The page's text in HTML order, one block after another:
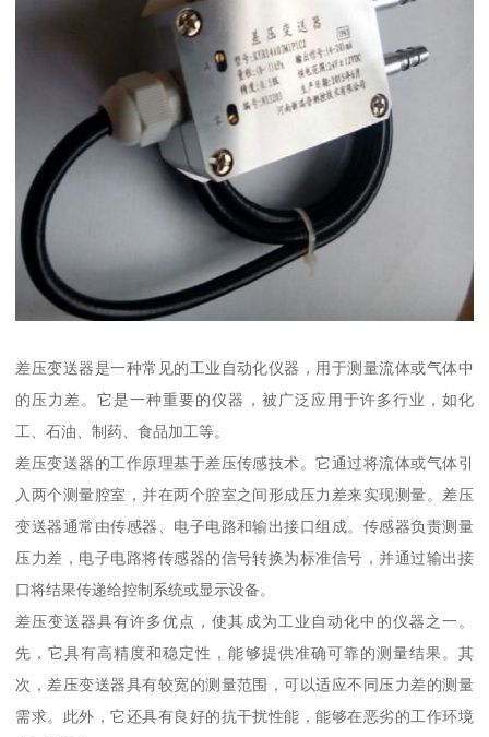
差压变送器是一种常见的工业自动化仪器，用于测量流体或气体中
的压力差。它是一种重要的仪器，被广泛应用于许多行业，如化
工、石油、制药、食品加工等。
差压变送器的工作原理基于差压传感技术。它通过将流体或气体引
入两个测量腔室，并在两个腔室之间形成压力差来实现测量。差压
变送器通常由传感器、电子电路和输出接口组成。传感器负责测量
压力差，电子电路将传感器的信号转换为标准信号，并通过输出接
口将结果传递给控制系统或显示设备。
差压变送器具有许多优点，使其成为工业自动化中的仪器之一。
先，它具有高精度和稳定性，能够提供准确可靠的测量结果。其
次，差压变送器具有较宽的测量范围，可以适应不同压力差的测量
需求。此外，它还具有良好的抗干扰性能，能够在恶劣的工作环境